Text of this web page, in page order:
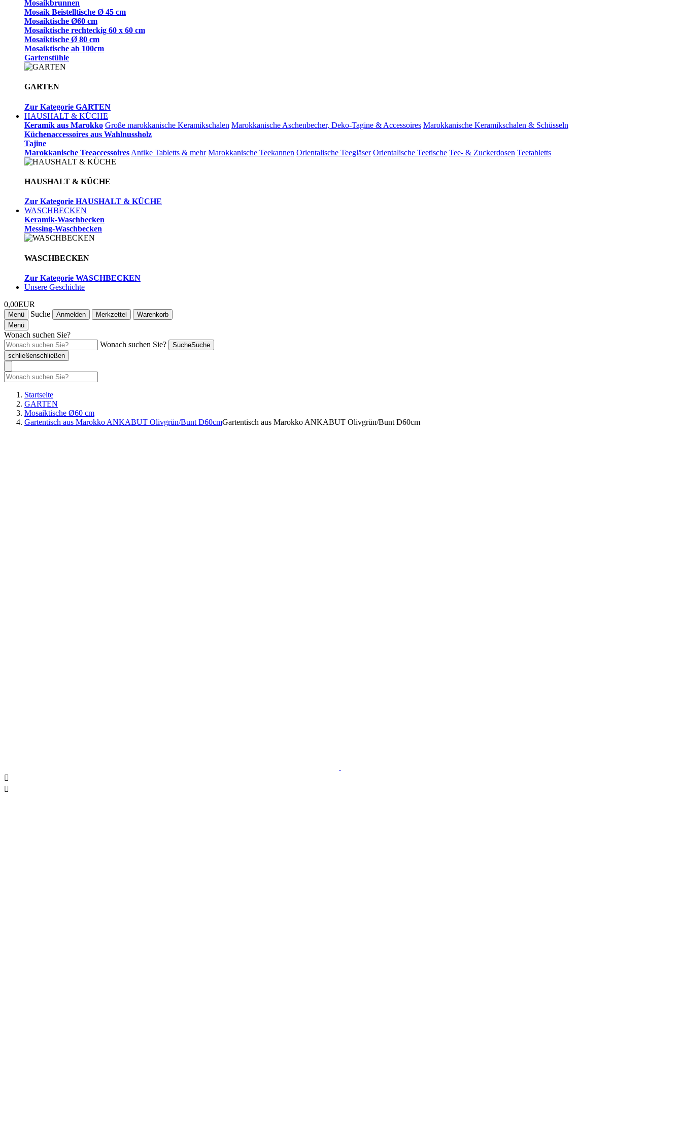
Mosaikbrunnen
Mosaik Beistelltische Ø 45 cm
Mosaiktische Ø60 cm
Mosaiktische rechteckig 60 x 60 cm
Mosaiktische Ø 80 cm
Mosaiktische ab 100cm
Gartenstühle
GARTEN
Zur Kategorie GARTEN
HAUSHALT & KÜCHE
Keramik aus Marokko Große marokkanische Keramikschalen Marokkanische Aschenbecher, Deko-Tagine & Accessoires Marokkanische Keramikschalen & Schüsseln
Küchenaccessoires aus Wahlnussholz
Tajine
Marokkanische Teeaccessoires Antike Tabletts & mehr Marokkanische Teekannen Orientalische Teegläser Orientalische Teetische Tee- & Zuckerdosen Teetabletts
HAUSHALT & KÜCHE
Zur Kategorie HAUSHALT & KÜCHE
WASCHBECKEN
Keramik-Waschbecken
Messing-Waschbecken
WASCHBECKEN
Zur Kategorie WASCHBECKEN
Unsere Geschichte
0,00EUR
Menü Suche Anmelden Merkzettel
Warenkorb
Menü
Wonach suchen Sie?
Wonach suchen Sie?
SucheSuche
schließenschließen
Startseite
GARTEN
Mosaiktische Ø60 cm
Gartentisch aus Marokko ANKABUT Olivgrün/Bunt D60cmGartentisch aus Marokko ANKABUT Olivgrün/Bunt D60cm

